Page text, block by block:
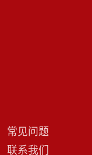
常见问题
联系我们